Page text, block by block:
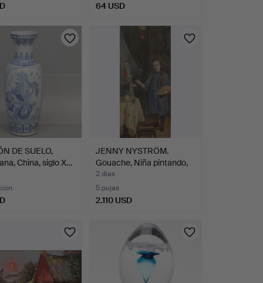
64 USD
DE SUELO,
China, siglo X…
JENNY NYSTRÖM.
Gouache, Niña pintando,
fir…
2 días
5 pujas
2.110 USD